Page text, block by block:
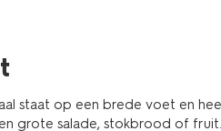
staat op een brede voet en
grote salade, stokbrood of